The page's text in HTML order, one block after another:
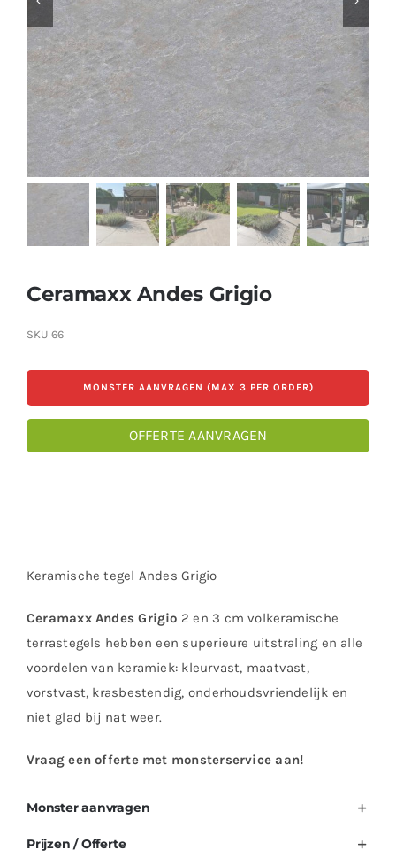
Contact
Offerte aanvragen
Ceramaxx Andes Grigio
SKU 66
MONSTER AANVRAGEN (MAX 3 PER ORDER)
OFFERTE AANVRAGEN
Keramische tegel Andes Grigio
Ceramaxx Andes Grigio 2 en 3 cm volkeramische
terrastegels hebben een superieure uitstraling en alle
voordelen van keramiek: kleurvast, maatvast,
vorstvast, krasbestendig, onderhoudsvriendelijk en
niet glad bij nat weer.
Vraag een offerte met monsterservice aan!
Monster aanvragen
Prijzen / Offerte